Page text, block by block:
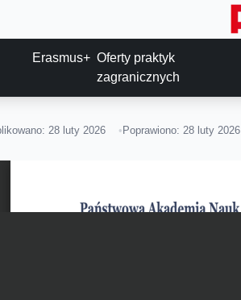
Erasmus+ Oferty praktyk
zagranicznych
28 luty 2026 Poprawiono: 28 luty 2026